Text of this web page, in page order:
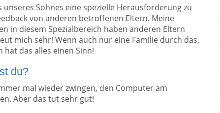
Sohnes eine spezielle Herausforderung zu
von anderen betroffenen Eltern. Meine
in diesem Spezialbereich haben anderen Eltern
mich sehr! Wenn auch nur eine Familie durch das,
das alles einen Sinn!
du?
mal wieder zwingen, den Computer am
Aber das tut sehr gut!